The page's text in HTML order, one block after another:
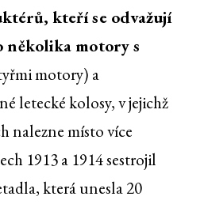
kteří se odvažují
motory s
motory) a
letecké kolosy, v jejichž
nalezne místo více
1913 a 1914 sestrojil
která unesla 20